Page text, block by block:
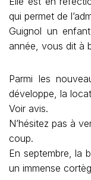
qui permet de
Guignol un
année, vous dit à
Parmi les
développe, la
Voir avis.
N’hésitez pas à
coup.
En septembre, la
un immense